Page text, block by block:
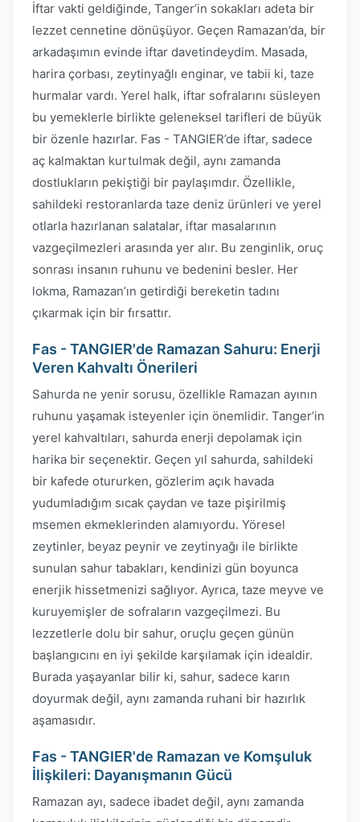
İftar vakti geldiğinde, Tanger’in sokakları adeta bir
lezzet cennetine dönüşüyor. Geçen Ramazan’da, bir
arkadaşımın evinde iftar davetindeydim. Masada,
harira çorbası, zeytinyağlı enginar, ve tabii ki, taze
hurmalar vardı. Yerel halk, iftar sofralarını süsleyen
bu yemeklerle birlikte geleneksel tarifleri de büyük
bir özenle hazırlar. Fas - TANGIER’de iftar, sadece
aç kalmaktan kurtulmak değil, aynı zamanda
dostlukların pekiştiği bir paylaşımdır. Özellikle,
sahildeki restoranlarda taze deniz ürünleri ve yerel
otlarla hazırlanan salatalar, iftar masalarının
vazgeçilmezleri arasında yer alır. Bu zenginlik, oruç
sonrası insanın ruhunu ve bedenini besler. Her
lokma, Ramazan’ın getirdiği bereketin tadını
çıkarmak için bir fırsattır.
Fas - TANGIER'de Ramazan Sahuru: Enerji
Veren Kahvaltı Önerileri
Sahurda ne yenir sorusu, özellikle Ramazan ayının
ruhunu yaşamak isteyenler için önemlidir. Tanger’in
yerel kahvaltıları, sahurda enerji depolamak için
harika bir seçenektir. Geçen yıl sahurda, sahildeki
bir kafede otururken, gözlerim açık havada
yudumladığım sıcak çaydan ve taze pişirilmiş
msemen ekmeklerinden alamıyordu. Yöresel
zeytinler, beyaz peynir ve zeytinyağı ile birlikte
sunulan sahur tabakları, kendinizi gün boyunca
enerjik hissetmenizi sağlıyor. Ayrıca, taze meyve ve
kuruyemişler de sofraların vazgeçilmezi. Bu
lezzetlerle dolu bir sahur, oruçlu geçen günün
başlangıcını en iyi şekilde karşılamak için idealdir.
Burada yaşayanlar bilir ki, sahur, sadece karın
doyurmak değil, aynı zamanda ruhani bir hazırlık
aşamasıdır.
Fas - TANGIER'de Ramazan ve Komşuluk
İlişkileri: Dayanışmanın Gücü
Ramazan ayı, sadece ibadet değil, aynı zamanda